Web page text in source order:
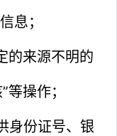
息；
的来源不明的
等操作；
身份证号、银